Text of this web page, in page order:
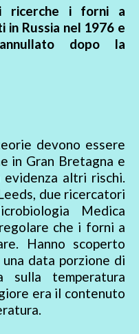
ricerche i forni a
Russia nel 1976 e
dopo la
devono essere
in Gran Bretagna e
evidenza altri rischi.
due ricercatori
Medica
che i forni a
Hanno scoperto
data porzione di
temperatura
era il contenuto